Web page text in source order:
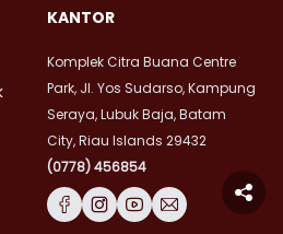
KANTOR
Komplek Citra Buana Centre
Park, Jl. Yos Sudarso, Kampung
Seraya, Lubuk Baja, Batam
City, Riau Islands 29432
(0778) 456854